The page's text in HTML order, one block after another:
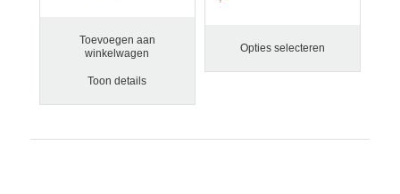
Toevoegen aan
winkelwagen
Toon details
Opties selecteren